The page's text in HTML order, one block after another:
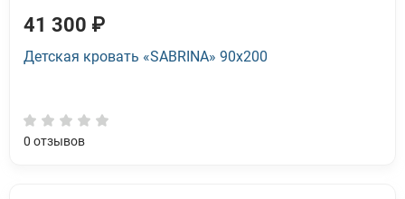
41 300 ₽
Детская кровать «SABRINA» 90x200
0 отзывов